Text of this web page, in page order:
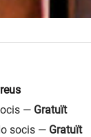
— Gratuït
socis — Gratuït